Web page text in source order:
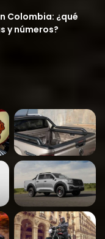
Colombia: ¿qué
y números?